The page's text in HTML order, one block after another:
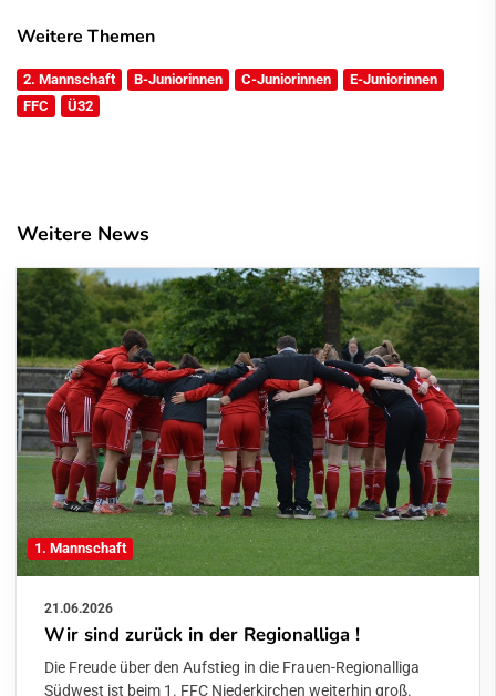
Weitere Themen
2. Mannschaft B-Juniorinnen C-Juniorinnen
E-Juniorinnen
FFC
Ü32
Weitere News
1. Mannschaft
21.06.2026
Wir sind zurück in der Regionalliga !
Die Freude über den Aufstieg in die Frauen-Regionalliga
Südwest ist beim 1. FFC Niederkirchen weiterhin groß.